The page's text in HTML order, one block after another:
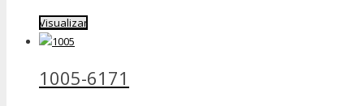
Visualizar
1005-6171